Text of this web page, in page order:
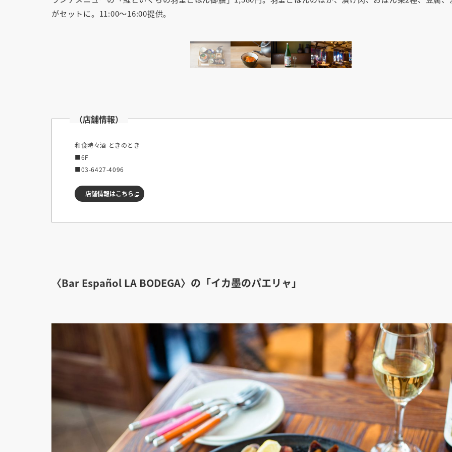
がセットに。11:00～16:00提供。
（店舗情報）
和食時々酒 ときのとき
■6F
■03-6427-4096
店舗情報はこちら
〈Bar Español LA BODEGA〉の「イカ墨のパエリャ」